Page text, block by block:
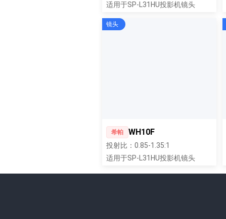
适用于SP-L31HU投影机镜头
希帕 WH10F
投射比：0.85-1.35:1
适用于SP-L31HU投影机镜头
镜头